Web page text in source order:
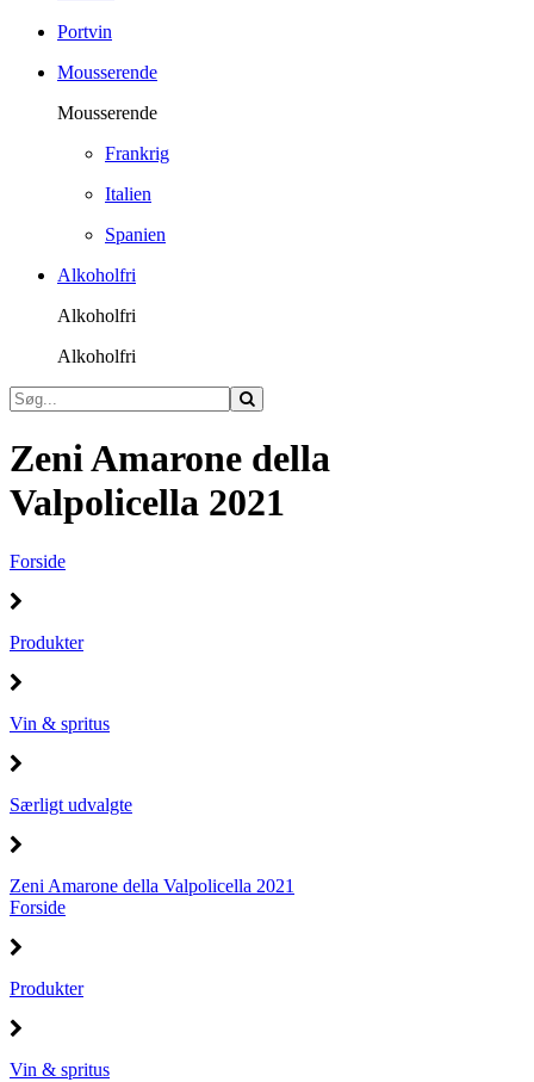
Portvin
Mousserende
Mousserende
Frankrig
Italien
Spanien
Alkoholfri
Alkoholfri
Alkoholfri
Zeni Amarone della
Valpolicella 2021
Forside
Produkter
Vin & spritus
Særligt udvalgte
Zeni Amarone della Valpolicella 2021
Forside
Produkter
Vin & spritus